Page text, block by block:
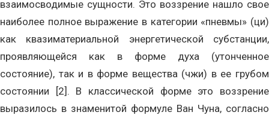
взаимосводимые сущности. Это воззрение нашло свое
наиболее полное выражение в категории «пневмы» (ци)
как квазиматериальной энергетической субстанции,
проявляющейся как в форме духа (утонченное
состояние), так и в форме вещества (чжи) в ее грубом
состоянии [2]. В классической форме это воззрение
выразилось в знаменитой формуле Ван Чуна, согласно